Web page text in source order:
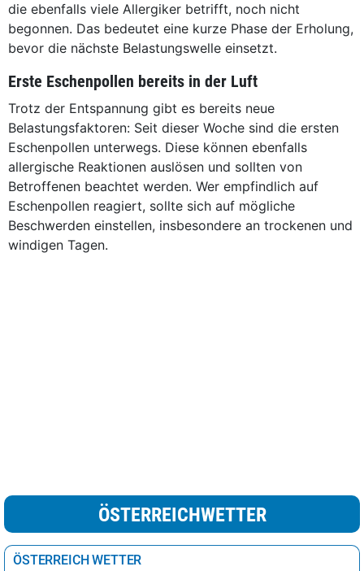
die ebenfalls viele Allergiker betrifft, noch nicht
begonnen. Das bedeutet eine kurze Phase der Erholung,
bevor die nächste Belastungswelle einsetzt.
Erste Eschenpollen bereits in der Luft
Trotz der Entspannung gibt es bereits neue
Belastungsfaktoren: Seit dieser Woche sind die ersten
Eschenpollen unterwegs. Diese können ebenfalls
allergische Reaktionen auslösen und sollten von
Betroffenen beachtet werden. Wer empfindlich auf
Eschenpollen reagiert, sollte sich auf mögliche
Beschwerden einstellen, insbesondere an trockenen und
windigen Tagen.
ÖSTERREICHWETTER
ÖSTERREICH WETTER